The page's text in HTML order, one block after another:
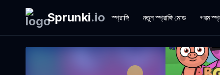
Sprunki.io স্প্রাঙ্গি নতুন স্প্রাঙ্গি মোড গরম